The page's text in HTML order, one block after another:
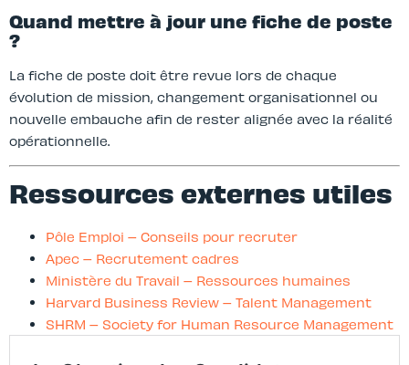
Quand mettre à jour une fiche de poste
?
La fiche de poste doit être revue lors de chaque
évolution de mission, changement organisationnel ou
nouvelle embauche afin de rester alignée avec la réalité
opérationnelle.
Ressources externes utiles
Pôle Emploi – Conseils pour recruter
Apec – Recrutement cadres
Ministère du Travail – Ressources humaines
Harvard Business Review – Talent Management
SHRM – Society for Human Resource Management